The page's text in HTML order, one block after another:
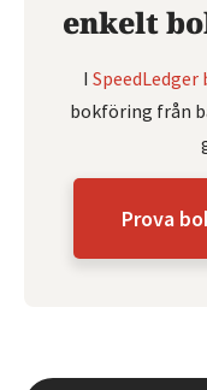
enkelt
I
bokföring från
Prova